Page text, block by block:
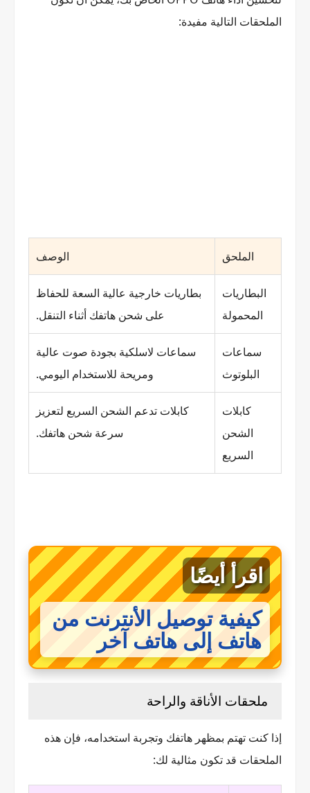
الملحقات التالية مفيدة:
الملحق الوصف
البطاريات
المحمولة
بطاريات خارجية عالية السعة للحفاظ
على شحن هاتفك أثناء التنقل.
سماعات
البلوتوث
سماعات لاسلكية بجودة صوت عالية
ومريحة للاستخدام اليومي.
كابلات
الشحن
السريع
كابلات تدعم الشحن السريع لتعزيز
سرعة شحن هاتفك.
اقرأ أيضًا
كيفية توصيل الأنترنت من
هاتف إلى هاتف آخر
ملحقات الأناقة والراحة
إذا كنت تهتم بمظهر هاتفك وتجربة استخدامه، فإن هذه
الملحقات قد تكون مثالية لك: